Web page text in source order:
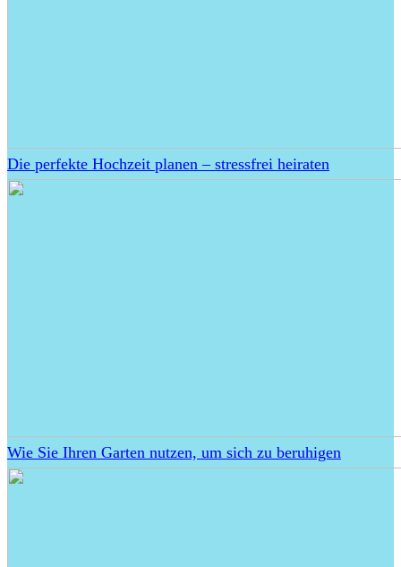
Die perfekte Hochzeit planen – stressfrei heiraten
Wie Sie Ihren Garten nutzen, um sich zu beruhigen